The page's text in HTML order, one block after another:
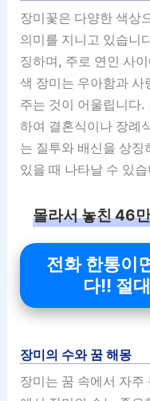
장미꽃은 다양한 색상
의미를 지니고 있습니
징하며, 주로 연인 사
색 장미는 우아함과 사
주는 것이 어울립니다.
하여 결혼식이나 장례
는 질투와 배신을 상징
있을 때 나타날 수 있
몰라서 놓친 46
전화 한통이
다!! 절
장미의 수와 꿈 해몽
장미는 꿈 속에서 자